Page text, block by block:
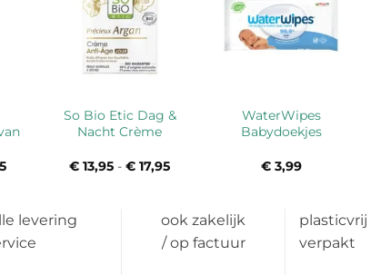
Prijsklasse:
So Bio Etic Dag &
Nacht Crème
€ 13,95 - € 17,95
WaterWipes
Babydoekjes
€3,99
levering
ook zakelijk
/ op factuur
plasticvrij
verpakt